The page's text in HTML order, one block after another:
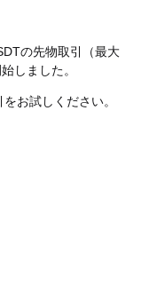
の先物取引（最大
しました。
お試しください。